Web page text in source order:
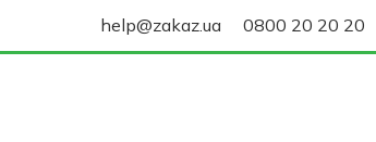
help@zakaz.ua 0800 20 20 20